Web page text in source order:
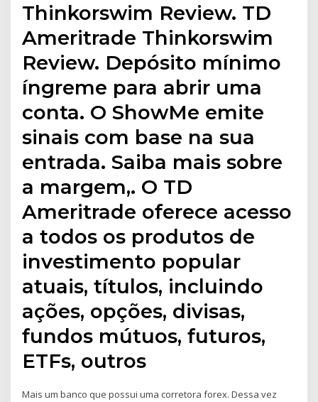
Thinkorswim Review. TD
Ameritrade Thinkorswim
Review. Depósito mínimo
íngreme para abrir uma
conta. O ShowMe emite
sinais com base na sua
entrada. Saiba mais sobre
a margem,. O TD
Ameritrade oferece acesso
a todos os produtos de
investimento popular
atuais, títulos, incluindo
ações, opções, divisas,
fundos mútuos, futuros,
ETFs, outros
Mais um banco que possui uma corretora forex. Dessa vez